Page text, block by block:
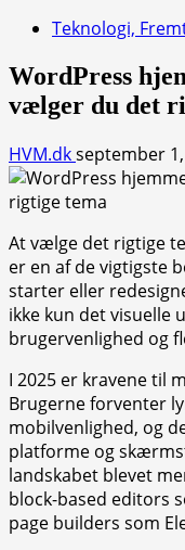
Teknologi,
WordPress
vælger du det
HVM.dkseptember
At vælge det rigtige
er en af de vigtigste
starter eller
ikke kun det visuelle
brugervenlighed og
I 2025 er kravene til
Brugerne forventer
mobilvenlighed, og
platforme og
landskabet blevet
block-based editors
page builders som